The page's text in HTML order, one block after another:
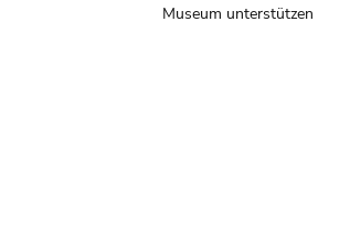
Museum unterstützen